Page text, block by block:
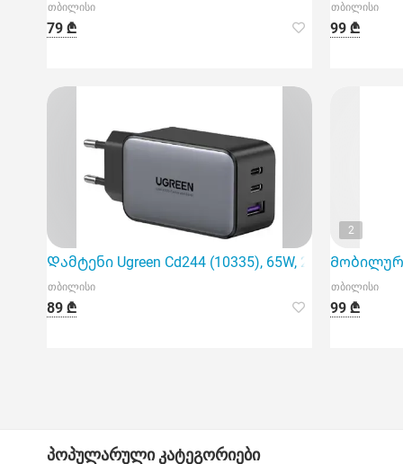
თბილისი
79 ₾
თბილისი
99 ₾
Დამტენი Ugreen Cd244 (10335), 65W, 2xUSB-C, Type-
თბილისი
89 ₾
2
თბილისი
99 ₾
პოპულარული კატეგორიები